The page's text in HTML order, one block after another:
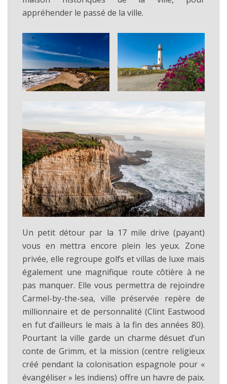
appréhender le passé de la ville.
Un petit détour par la 17 mile drive (payant)
vous en mettra encore plein les yeux. Zone
privée, elle regroupe golfs et villas de luxe mais
également une magnifique route côtière à ne
pas manquer. Elle vous permettra de rejoindre
Carmel-by-the-sea, ville préservée repère de
millionnaire et de personnalité (Clint Eastwood
en fut d’ailleurs le mais à la fin des années 80).
Pourtant la ville garde un charme désuet d’un
conte de Grimm, et la mission (centre religieux
créé pendant la colonisation espagnole pour «
évangéliser » les indiens) offre un havre de paix.